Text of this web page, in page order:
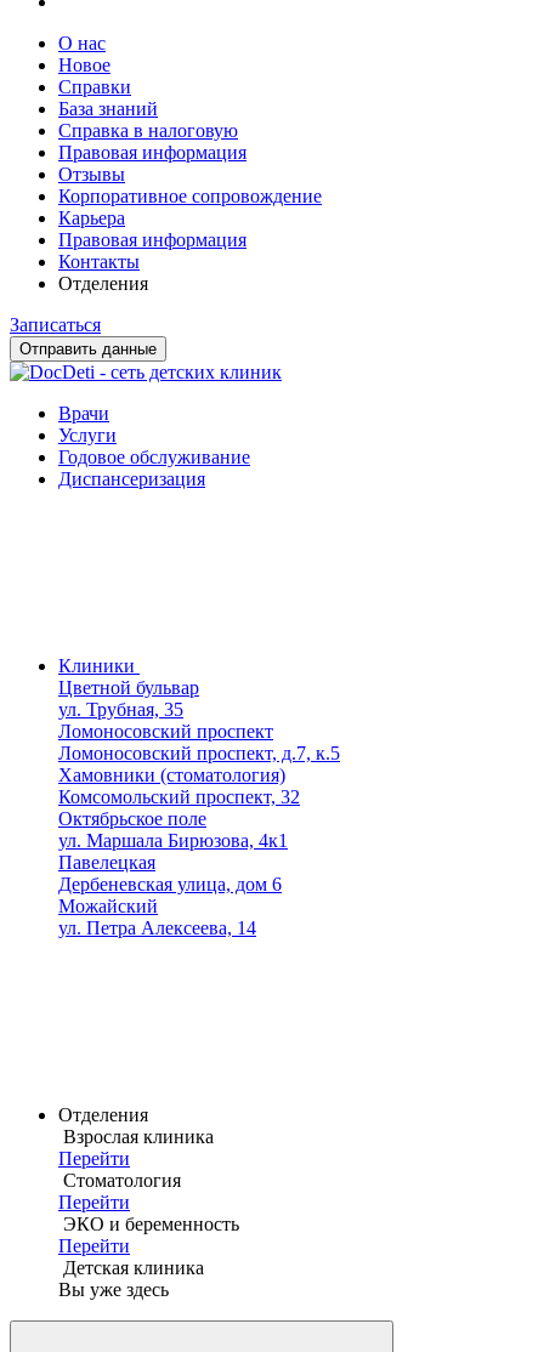
О нас
Новое
Справки
База знаний
Справка в налоговую
Правовая информация
Отзывы
Корпоративное сопровождение
Карьера
Правовая информация
Контакты
Отделения
Записаться
Отправить данные
Врачи
Услуги
Годовое обслуживание
Диспансеризация
Клиники
Цветной бульвар
ул. Трубная, 35
Ломоносовский проспект
Ломоносовский проспект, д.7, к.5
Хамовники (стоматология)
Комсомольский проспект, 32
Октябрьское поле
ул. Маршала Бирюзова, 4к1
Павелецкая
Дербеневская улица, дом 6
Можайский
ул. Петра Алексеева, 14
Отделения
Взрослая клиника
Перейти
Стоматология
Перейти
ЭКО и беременность
Перейти
Детская клиника
Вы уже здесь